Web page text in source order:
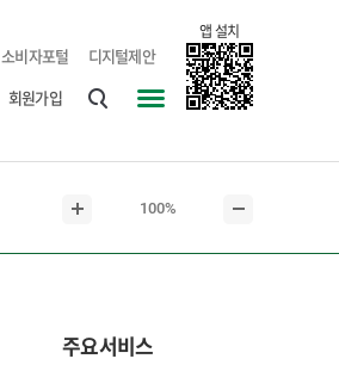
소비자포털 디지털제안
앱 설치
회원가입
맵
본
문
현
기
100%
문
주요서비스